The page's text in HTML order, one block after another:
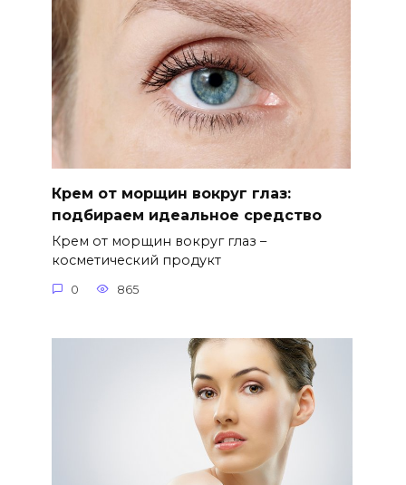
Крем от морщин вокруг глаз:
подбираем идеальное средство
Крем от морщин вокруг глаз –
косметический продукт
0 865